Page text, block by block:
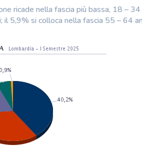
ricade nella fascia più bassa, 18 – 34
5,9% si colloca nella fascia 55 – 64